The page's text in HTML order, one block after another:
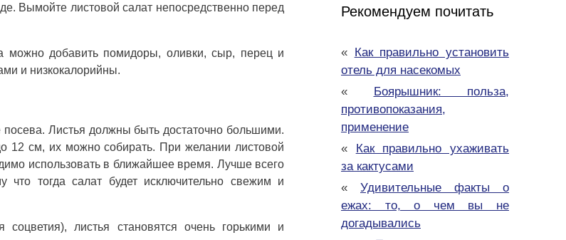
Вымойте листовой салат непосредственно перед
можно добавить помидоры, оливки, сыр, перец и
и низкокалорийны.
Листья должны быть достаточно большими.
12 см, их можно собирать. При желании листовой
использовать в ближайшее время. Лучше всего
что тогда салат будет исключительно свежим и
соцветия), листья становятся очень горькими и
Рекомендуем почитать
«
Как правильно установить
отель для насекомых
«
Боярышник: польза,
противопоказания,
применение
«
Как правильно ухаживать
за кактусами
« Удивительные факты о
ежах: то, о чем вы не
догадывались